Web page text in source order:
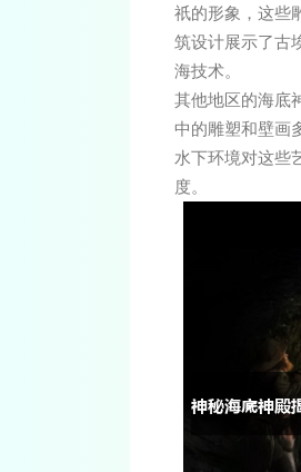
祇的形象，这些
筑设计展示了古
海技术。
其他地区的海底
中的雕塑和壁画
水下环境对这些
度。